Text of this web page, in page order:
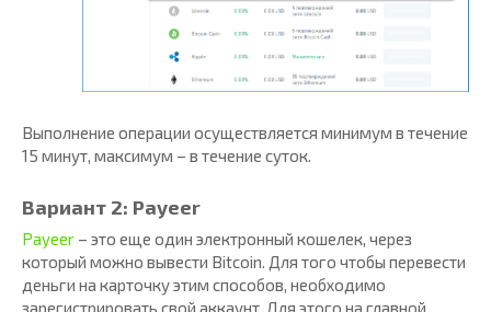
Выполнение операции осуществляется минимум в течение
15 минут, максимум – в течение суток.
Вариант 2: Payeer
Payeer – это еще один электронный кошелек, через
который можно вывести Bitcoin. Для того чтобы перевести
деньги на карточку этим способов, необходимо
зарегистрировать свой аккаунт. Для этого на главной